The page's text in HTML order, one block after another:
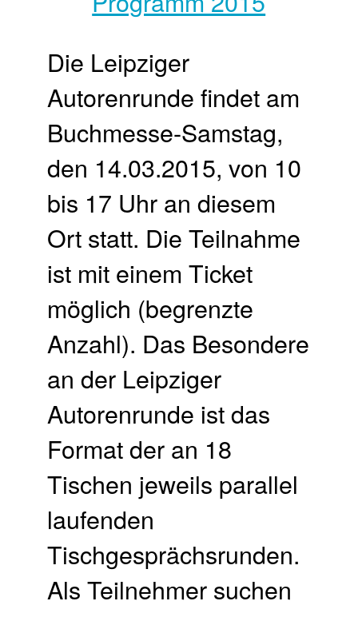
Die Leipziger
Autorenrunde findet am
Buchmesse-Samstag,
den 14.03.2015, von 10
bis 17 Uhr an diesem
Ort statt. Die Teilnahme
ist mit einem Ticket
möglich (begrenzte
Anzahl). Das Besondere
an der Leipziger
Autorenrunde ist das
Format der an 18
Tischen jeweils parallel
laufenden
Tischgesprächsrunden.
Als Teilnehmer suchen